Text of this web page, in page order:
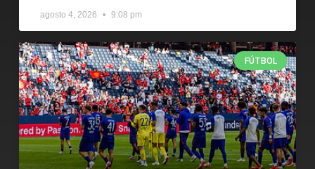
agosto 4, 2026 9:08 pm
FÚTBOL